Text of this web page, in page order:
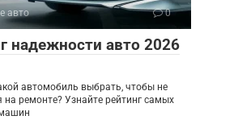
авто 0
надежности авто 2026
автомобиль выбрать, чтобы не
на ремонте? Узнайте рейтинг самых